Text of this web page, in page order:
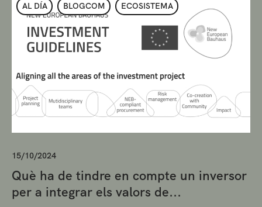
AL DÍA BLOGCOM ECOSISTEMA
15/10/2024
Què ha de tindre en compte un inversor
per a integrar els valors de...